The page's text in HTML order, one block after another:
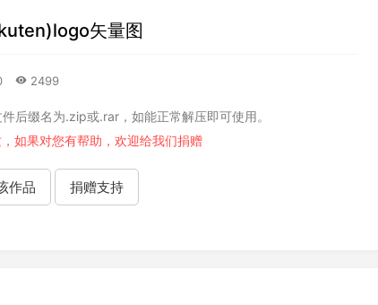
矢量图
2499
后缀名为.zip或.rar，如能正常解压即可使用。
如果对您有帮助，欢迎给我们捐赠
作品 捐赠支持